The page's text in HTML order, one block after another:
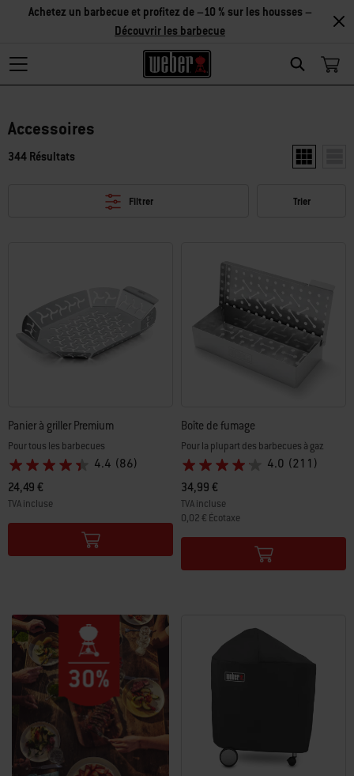
Search
Achetez un barbecue et profitez de –10 % sur les housses –
Découvrir les barbecue
Accessoires
344 Résultats Afficher
Filtrer Trier
Panier à griller Premium
Pour tous les barbecues
4.4 (86)
24,49 €
TVA incluse
Color Options
Boîte de fumage
Pour la plupart des barbecues à gaz
4.0 (211)
34,99 €
TVA incluse
0,02 € Écotaxe
Color Options